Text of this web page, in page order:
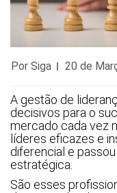
Por Siga 20 de
A gestão de
decisivos para o
mercado cada vez
líderes eficazes e
diferencial e
estratégica.
São esses